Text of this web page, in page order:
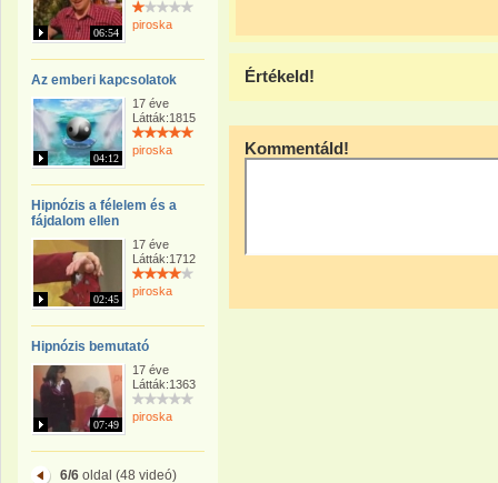
06:54
piroska
Az emberi kapcsolatok
04:12
17 éve
Látták:1815
piroska
Hipnózis a félelem és a
fájdalom ellen
02:45
17 éve
Látták:1712
piroska
Hipnózis bemutató
07:49
17 éve
Látták:1363
piroska
6/6oldal (48 videó)
Értékeld!
Kommentáld!